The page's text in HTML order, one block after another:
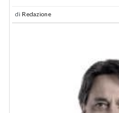
di Redazione